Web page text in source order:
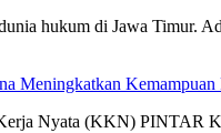
hukum di Jawa Timur.
Meningkatkan Kemampuan
Nyata (KKN) PINTAR